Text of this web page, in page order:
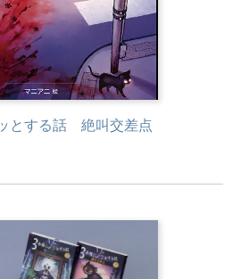
とする話 絶叫交差点